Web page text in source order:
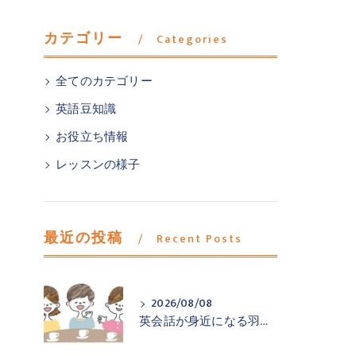
カテゴリー Categories
全てのカテゴリー
英語豆知識
お役立ち情報
レッスンの様子
最近の投稿 Recent Posts
2026/08/08
英会話が身近になる羽村市小作の英会話教室